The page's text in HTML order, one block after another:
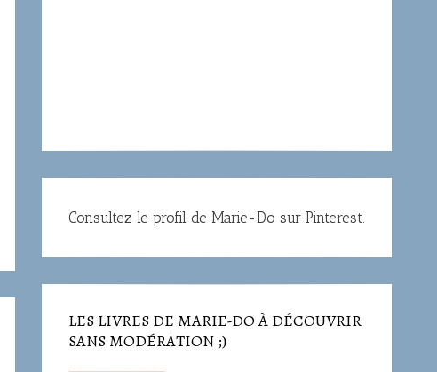
Consultez le profil de Marie-Do sur Pinterest.
LES LIVRES DE MARIE-DO À DÉCOUVRIR
SANS MODÉRATION ;)